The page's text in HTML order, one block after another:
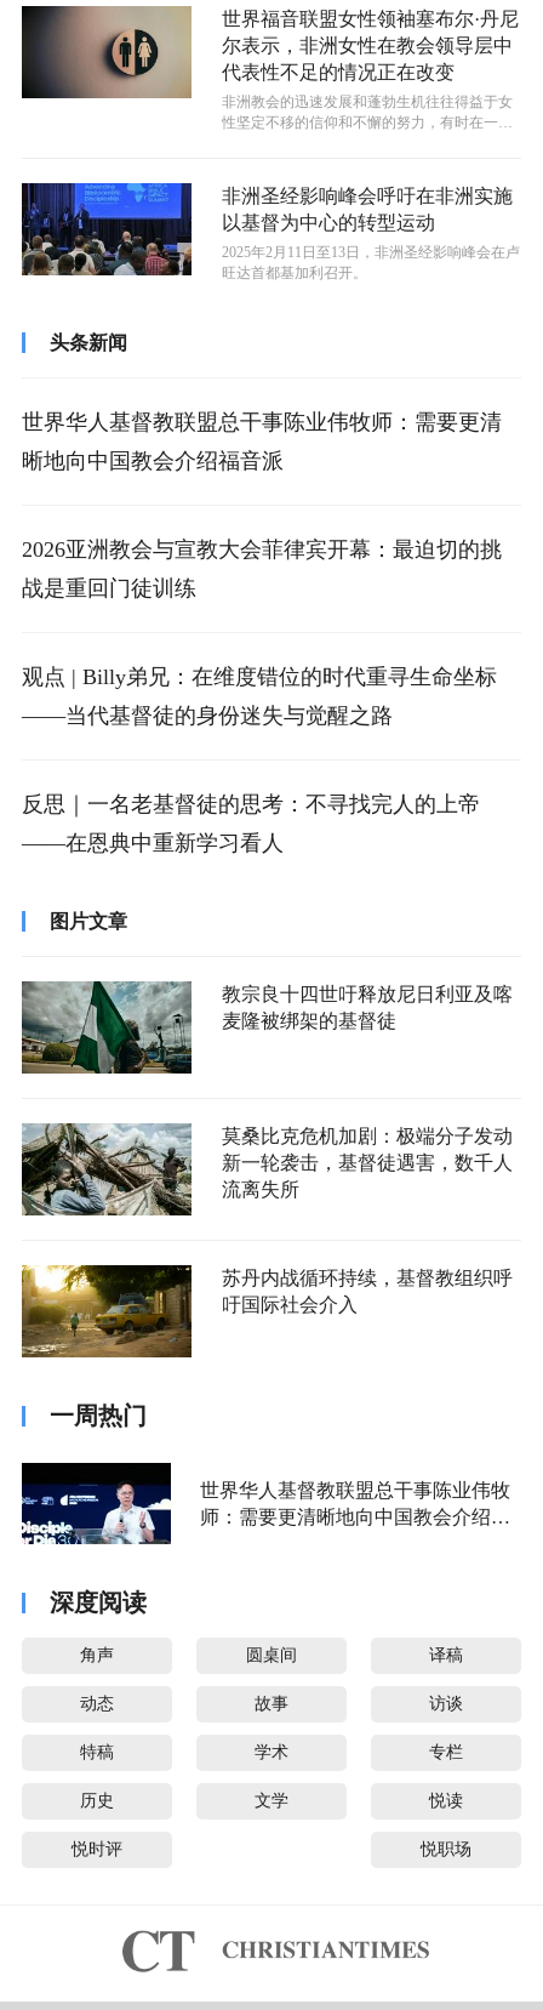
世界福音联盟女性领袖塞布尔·丹尼
尔表示，非洲女性在教会领导层中
代表性不足的情况正在改变
非洲教会的迅速发展和蓬勃生机往往得益于女
性坚定不移的信仰和不懈的努力，有时在一些
非洲圣经影响峰会呼吁在非洲实施
以基督为中心的转型运动
2025年2月11日至13日，非洲圣经影响峰会在卢
旺达首都基加利召开。
头条新闻
世界华人基督教联盟总干事陈业伟牧师：需要更清
晰地向中国教会介绍福音派
2026亚洲教会与宣教大会菲律宾开幕：最迫切的挑
战是重回门徒训练
观点 | Billy弟兄：在维度错位的时代重寻生命坐标
——当代基督徒的身份迷失与觉醒之路
反思｜一名老基督徒的思考：不寻找完人的上帝
——在恩典中重新学习看人
图片文章
教宗良十四世吁释放尼日利亚及喀
麦隆被绑架的基督徒
莫桑比克危机加剧：极端分子发动
新一轮袭击，基督徒遇害，数千人
流离失所
苏丹内战循环持续，基督教组织呼
吁国际社会介入
一周热门
世界华人基督教联盟总干事陈业伟牧
师：需要更清晰地向中国教会介绍福
深度阅读
角声 圆桌间 译稿
动态 故事 访谈
特稿 学术 专栏
历史 文学 悦读
悦时评 悦职场